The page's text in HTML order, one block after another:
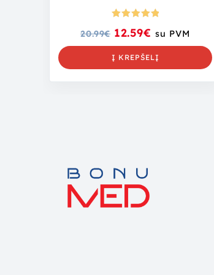
s: 5.00iš
5
20.99€ 12.59€ su PVM
Į KREPŠELĮ